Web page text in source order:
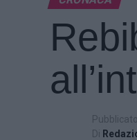
Pubblicato
Di